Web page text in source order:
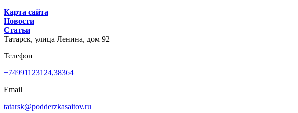
Карта сайта
Новости
Статьи
Татарск, улица Ленина, дом 92
Телефон
+74991123124,38364
Email
tatarsk@podderzkasaitov.ru